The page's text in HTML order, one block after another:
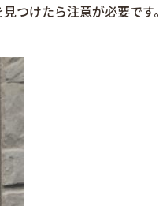
つけたら注意が必要です。